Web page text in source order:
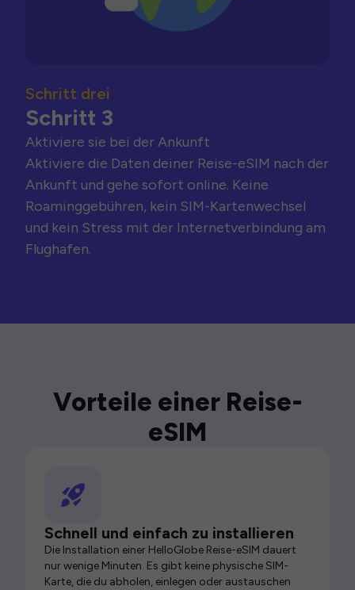
Schritt drei
Schritt 3
Aktiviere sie bei der Ankunft
Aktiviere die Daten deiner Reise-eSIM nach der
Ankunft und gehe sofort online. Keine
Roaminggebühren, kein SIM-Kartenwechsel
und kein Stress mit der Internetverbindung am
Flughafen.
Vorteile einer Reise-
eSIM
Schnell und einfach zu installieren
Die Installation einer HelloGlobe Reise-eSIM dauert
nur wenige Minuten. Es gibt keine physische SIM-
Karte, die du abholen, einlegen oder austauschen